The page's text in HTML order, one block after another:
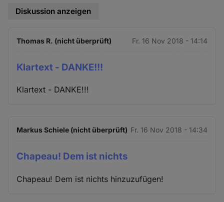
Diskussion anzeigen
Thomas R. (nicht überprüft) Fr. 16 Nov 2018 - 14:14
Klartext - DANKE!!!
Klartext - DANKE!!!
Markus Schiele (nicht überprüft) Fr. 16 Nov 2018 - 14:34
Chapeau! Dem ist nichts
Chapeau! Dem ist nichts hinzuzufügen!